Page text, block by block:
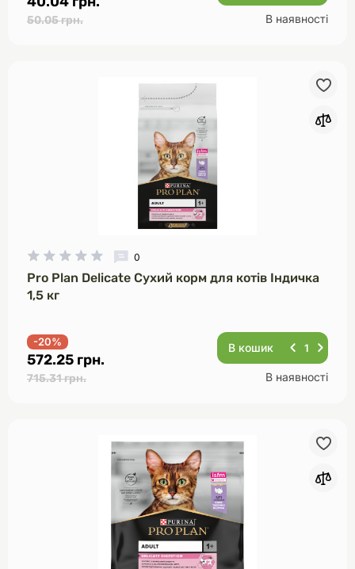
50.05 грн. В наявності
0
Pro Plan Delicate Сухий корм для котів Індичка
1,5 кг
-20%
572.25 грн.
715.31 грн.
В кошик
В наявності